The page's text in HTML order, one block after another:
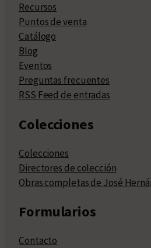
Recursos
Puntos de venta
Catálogo
Blog
Eventos
Preguntas frecuentes
RSS Feed de entradas
Colecciones
Colecciones
Directores de colección
Obras completas de José
Formularios
Contacto